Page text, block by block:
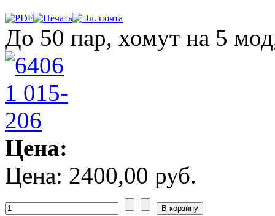
До 50 пар, хомут на 5
Цена:
Цена: 2400,00 руб.